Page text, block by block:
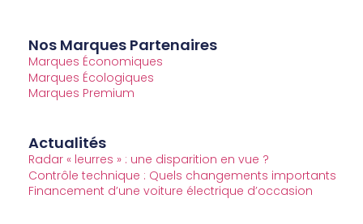
Nos Marques Partenaires
Marques Économiques
Marques Écologiques
Marques Premium
Actualités
Radar « leurres » : une disparition en vue ?
Contrôle technique : Quels changements importants
Financement d’une voiture électrique d’occasion